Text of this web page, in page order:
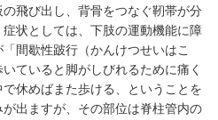
飛び出し、背骨をつなぐ靭帯が分
状としては、下肢の運動機能に障
間歇性跛行（かんけつせいはこ
ていると脚がしびれるために痛く
休めばまた歩ける、ということを
出ますが、その部位は脊柱管内の